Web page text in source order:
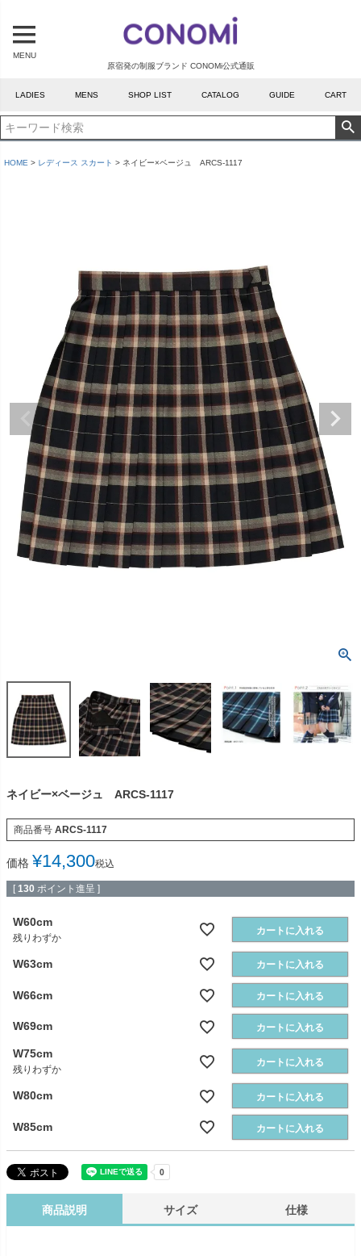
原宿発の制服ブランド CONOMi公式通販
MENU
LADIES MENS SHOP LIST CATALOG GUIDE CART
HOME レディース スカート ネイビー×ベージュ ARCS-1117
ネイビー×ベージュ ARCS-1117
商品番号 ARCS-1117
価格 ¥14,300税込
[ 130 ポイント進呈 ]
W60cm
残りわずか
カートに入れる
W63cm カートに入れる
W66cm カートに入れる
W69cm カートに入れる
W75cm
残りわずか
カートに入れる
W80cm カートに入れる
W85cm カートに入れる
商品説明 サイズ 仕様